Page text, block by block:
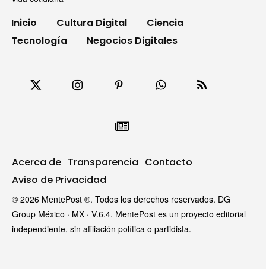
Inicio Cultura Digital
Ciencia
Tecnología
Negocios Digitales
Acerca de Transparencia Contacto
Aviso de Privacidad
© 2026 MentePost ®. Todos los derechos reservados. DG
Group México · MX · V.6.4. MentePost es un proyecto editorial
independiente, sin afiliación política o partidista.